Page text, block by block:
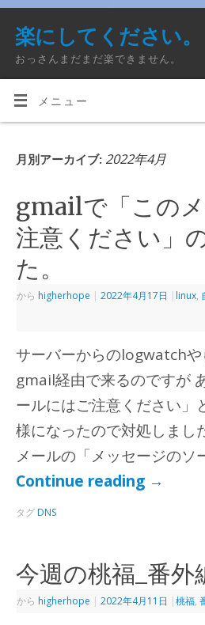
楽にしてください。
おっさんまだまだ楽できません。
メニュー
月別アーカイブ: 2022年4月
gmailで「この
注意ください」
た。
から higherhope | 2022年4月17日 | linux,
サーバーからのlogwatch
gmail経由で来るのですが
ールにはご注意ください」
様になったので対処しまし
メールの「メッセージのソ
Continue reading →
タグ DNS
今週の桃福_番外
から higherhope | 2022年4月11日 |桃福,